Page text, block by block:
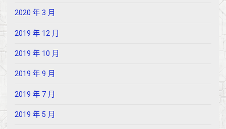
2020 年 3 月
2019 年 12 月
2019 年 10 月
2019 年 9 月
2019 年 7 月
2019 年 5 月